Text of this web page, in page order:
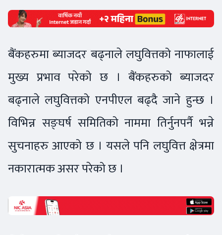
बैंकहरुमा ब्याजदर बढ्नाले लघुवित्तको नाफालाई
मुख्य प्रभाव परेको छ । बैंकहरुको ब्याजदर
बढ्नाले लघुवित्तको एनपीएल बढ्दै जाने हुन्छ ।
विभिन्न सङ्घर्ष समितिको नाममा तिर्नुनपर्नै भन्ने
सुचनाहरु आएको छ । यसले पनि लघुवित्त क्षेत्रमा
नकारात्मक असर परेको छ ।